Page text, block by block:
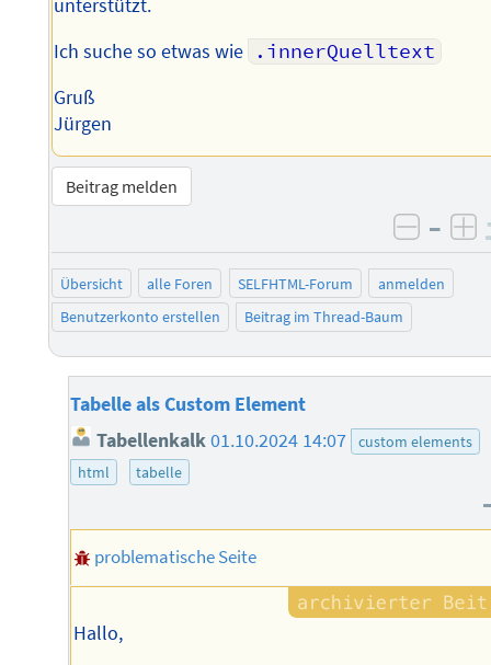
unterstützt.
Ich suche so etwas wie
.innerQuelltext
Gruß
Jürgen
Beitrag melden
–
Übersicht alle Foren SELFHTML-Forum
anmelden
Benutzerkonto erstellen
Beitrag im Thread-Baum
Tabelle als Custom Element
Tabellenkalk01.10.2024 14:07
custom elements
html
tabelle
problematische Seite
Hallo,